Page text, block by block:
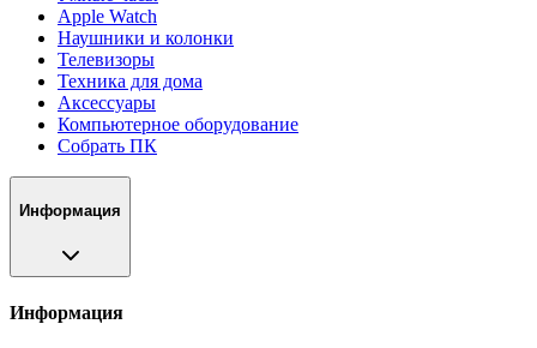
Apple Watch
Наушники и колонки
Телевизоры
Техника для дома
Аксессуары
Компьютерное оборудование
Собрать ПК
Информация
Информация